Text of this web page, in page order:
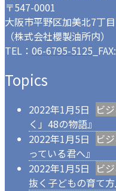
〒547-0001
大阪市平野区加美北7丁
（株式会社櫻製油所内）
TEL： 06-6795-5125
Topics
2022年1月5日 ビ
く」48の物語』
2022年1月5日
ビ
っている君へ』
2022年1月5日
ビ
抜く子どもの育て方